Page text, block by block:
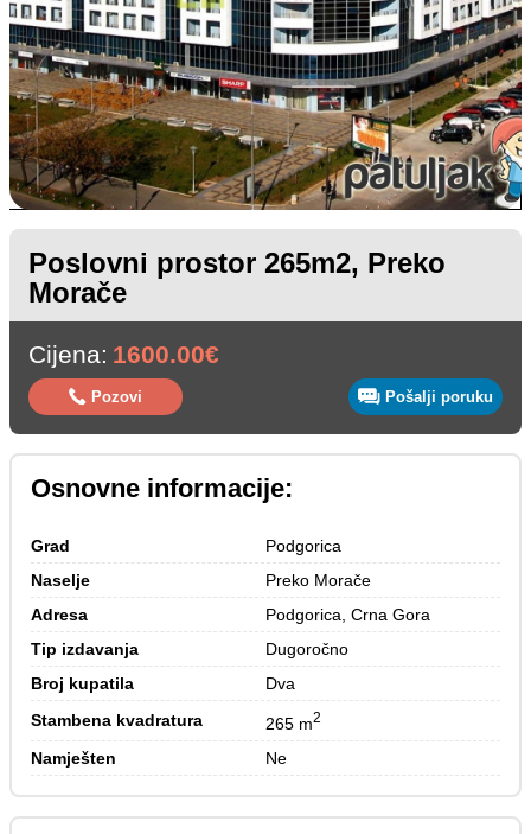
Poslovni prostor 265m2, Preko
Morače
Cijena: 1600.00€
Pozovi Pošalji poruku
Osnovne informacije:
Grad
Podgorica
Naselje
Preko Morače
Adresa
Podgorica, Crna Gora
Tip izdavanja
Dugoročno
Broj kupatila
Dva
Stambena kvadratura
265 m2
Namješten Ne